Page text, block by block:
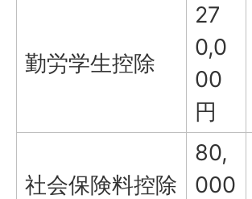
勤労学生控除
27
0,0
00
円
社会保険料控除
80,
000